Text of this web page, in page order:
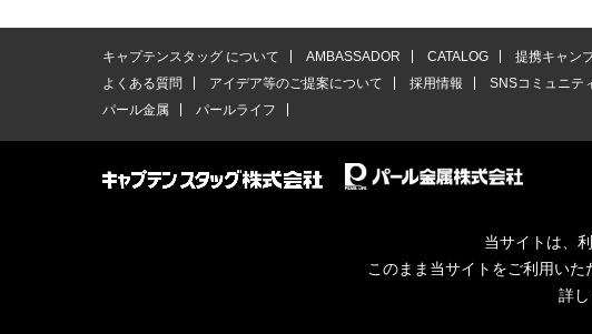
キャプテンスタッグ について AMBASSADOR CATALOG 提携キャン
よくある質問
アイデア等のご提案について 採用情報 SNSコミュニテ
パール金属
パールライフ
当サイトは、
このまま当サイトをご利用い
詳し